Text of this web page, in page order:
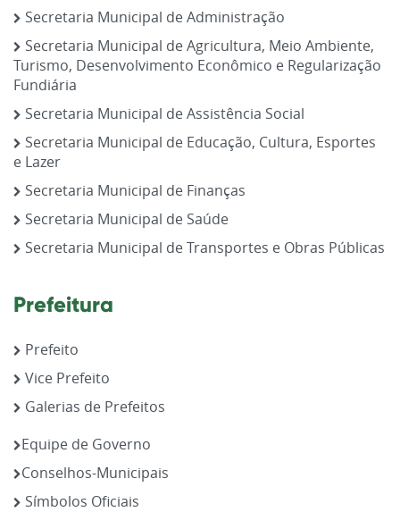
Secretaria Municipal de Administração
Secretaria Municipal de Agricultura, Meio Ambiente,
Turismo, Desenvolvimento Econômico e Regularização
Fundiária
Secretaria Municipal de Assistência Social
Secretaria Municipal de Educação, Cultura, Esportes
e Lazer
Secretaria Municipal de Finanças
Secretaria Municipal de Saúde
Secretaria Municipal de Transportes e Obras Públicas
Prefeitura
Prefeito
Vice Prefeito
Galerias de Prefeitos
Equipe de Governo
Conselhos-Municipais
Símbolos Oficiais